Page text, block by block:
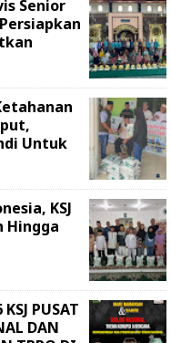
Senior
Untuk
KSJ
Hingga
PUSAT
DAN